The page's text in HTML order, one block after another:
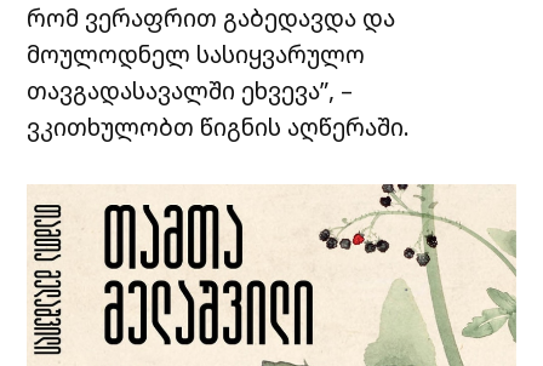
რომ ვერაფრით გაბედავდა და
მოულოდნელ სასიყვარულო
თავგადასავალში ეხვევა”, –
ვკითხულობთ წიგნის აღწერაში.